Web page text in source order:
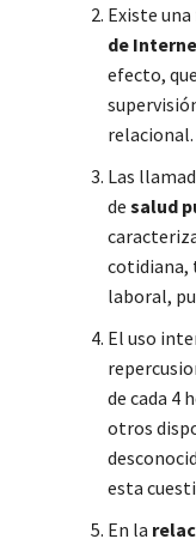
Existe
de
efecto,
relacional.
Las
de salud
cotidiana,
laboral,
El uso
de cada 4
otros
esta
En la